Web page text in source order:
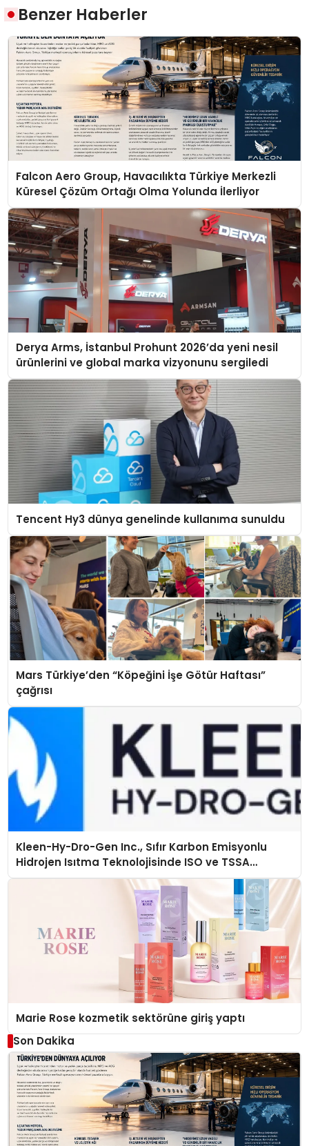
Benzer Haberler
Falcon Aero Group, Havacılıkta Türkiye Merkezli
Küresel Çözüm Ortağı Olma Yolunda İlerliyor
Derya Arms, İstanbul Prohunt 2026’da yeni nesil
ürünlerini ve global marka vizyonunu sergiledi
Tencent Hy3 dünya genelinde kullanıma sunuldu
Mars Türkiye’den “Köpeğini İşe Götür Haftası”
çağrısı
Kleen-Hy-Dro-Gen Inc., Sıfır Karbon Emisyonlu
Hidrojen Isıtma Teknolojisinde ISO ve TSSA
Düzenleyici Onaylarını Aldı
Marie Rose kozmetik sektörüne giriş yaptı
Son Dakika